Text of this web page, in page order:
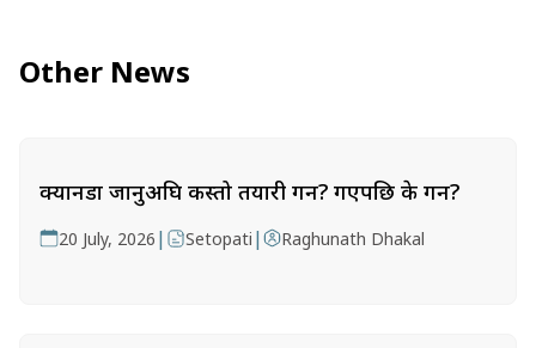
Other News
क्यानडा जानुअघि कस्तो तयारी गर्ने? गएपछि के गर्ने?
20 July, 2026 | Setopati | Raghunath Dhakal